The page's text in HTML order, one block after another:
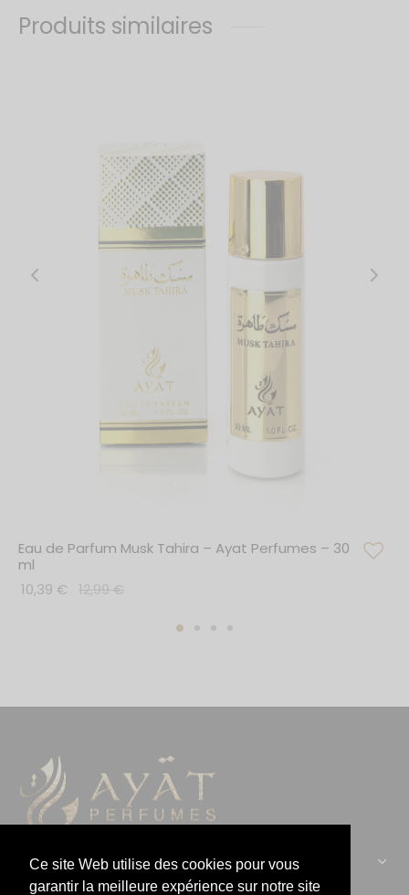
Produits similaires
Eau de Parfum Musk Tahira – Ayat Perfumes – 30
ml
10,39 € 12,99€
CONTACTEZ-NOUS :
Ce site Web utilise des cookies pour vous
garantir la meilleure expérience sur notre site